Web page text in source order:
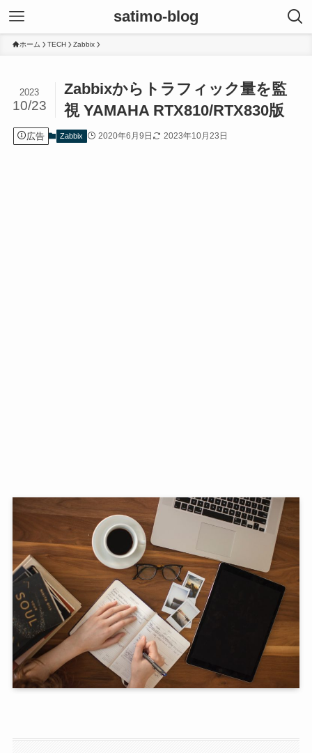
satimo-blog
ホーム TECH Zabbix
Zabbixからトラフィック量を監
視 YAMAHA RTX810/RTX830版
2023
10/23
広告 Zabbix 2020年6月9日 2023年10月23日